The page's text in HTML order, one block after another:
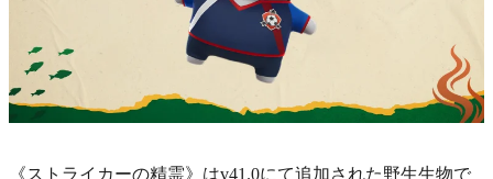
《ストライカーの精霊》はv41.0にて追加された野生生物で